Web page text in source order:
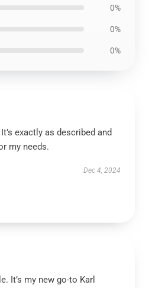
0%
0%
0%
exactly as described and
my needs.
Dec 4, 2024
It’s my new go-to Karl